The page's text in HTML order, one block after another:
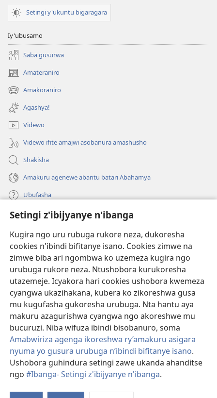
Setingi z'ibijyanye n'ibanga
Kugira ngo uru rubuga rukore neza, dukoresha
cookies n'ibindi bifitanye isano. Cookies zimwe na
zimwe biba ari ngombwa ko uzemeza kugira ngo
urubuga rukore neza. Ntushobora kurukoresha
utazemeje. Icyakora hari cookies ushobora kwemeza
cyangwa ukazihakana, kubera ko zikoreshwa gusa
mu kugufasha gukoresha urubuga. Nta hantu aya
makuru azagurishwa cyangwa ngo akoreshwe mu
bucuruzi. Niba wifuza ibindi bisobanuro, soma
Amabwiriza agenga ikoreshwa ry’amakuru asigara
nyuma yo gusura urubuga n’ibindi bifitanye isano.
Ushobora guhindura setingi zawe ukanda ahanditse
ngo #Ibanga- Setingi z'ibijyanye n'ibanga.
Setingi y'ukuntu bigaragara
Iy'ubusamo
Saba gusurwa
Amateraniro
(ifungukire
ahandi)Amakoraniro
(ifungukire
ahandi)Agashya!
Videwo
Videwo ifite amajwi asobanura amashusho
Shakisha
Amakuru agenewe abantu batari Abahamya
Ubufasha
Gutanga impano
(ifungukire
ahandi)
Isomero ryo kuri interineti rya Watchtower
(ifungukire
ahandi)
JW Hub
(ifungukire
ahandi)
Porogaramu yaJW Library
Watchtower Library
Copyright© 2026 Watch Tower Bible and Tract Society of Pennsylvania.
AMATEGEKO AGENGA IMIKORESHEREZE |IBIJYANYE N'IBANGA
SETINGI Z'IBIJYANYE N'IBANGA